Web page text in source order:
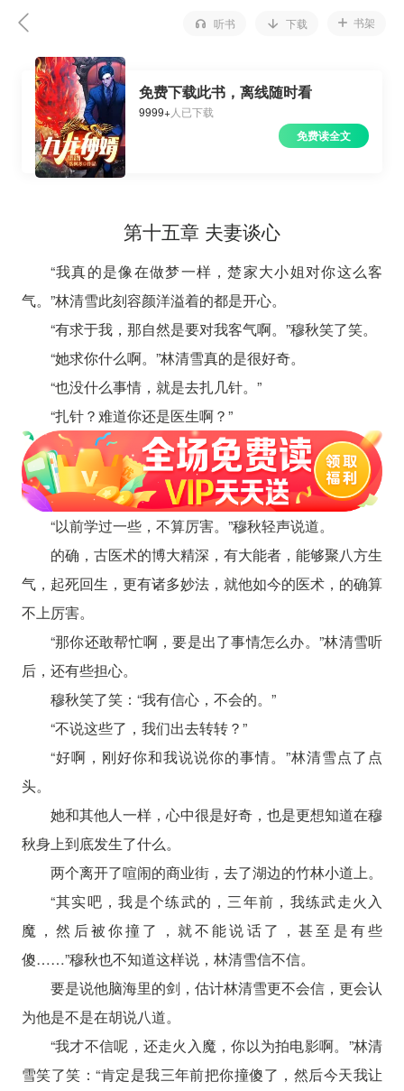
听书 下载 书架
免费下载此书，离线随时看
9999+人已下载
免费读全文
第十五章 夫妻谈心
“我真的是像在做梦一样，楚家大小姐对你这么客
气。”林清雪此刻容颜洋溢着的都是开心。
“有求于我，那自然是要对我客气啊。”穆秋笑了笑。
“她求你什么啊。”林清雪真的是很好奇。
“也没什么事情，就是去扎几针。”
“扎针？难道你还是医生啊？”
“以前学过一些，不算厉害。”穆秋轻声说道。
的确，古医术的博大精深，有大能者，能够聚八方生
气，起死回生，更有诸多妙法，就他如今的医术，的确算
不上厉害。
“那你还敢帮忙啊，要是出了事情怎么办。”林清雪听
后，还有些担心。
穆秋笑了笑：“我有信心，不会的。”
“不说这些了，我们出去转转？”
“好啊，刚好你和我说说你的事情。”林清雪点了点
头。
她和其他人一样，心中很是好奇，也是更想知道在穆
秋身上到底发生了什么。
两个离开了喧闹的商业街，去了湖边的竹林小道上。
“其实吧，我是个练武的，三年前，我练武走火入
魔，然后被你撞了，就不能说话了，甚至是有些
傻……”穆秋也不知道这样说，林清雪信不信。
要是说他脑海里的剑，估计林清雪更不会信，更会认
为他是不是在胡说八道。
“我才不信呢，还走火入魔，你以为拍电影啊。”林清
雪笑了笑：“肯定是我三年前把你撞傻了，然后今天我让